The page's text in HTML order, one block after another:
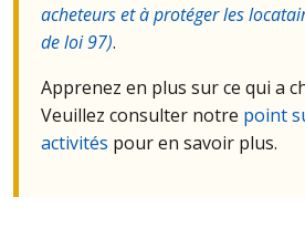
acheteurs et à protéger les
de loi 97).
Apprenez en plus sur ce qui a
Veuillez consulter notre point
activités pour en savoir plus.